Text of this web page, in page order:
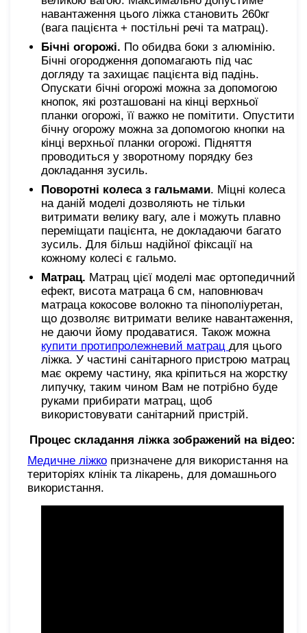
навантаження цього ліжка становить 260кг
(вага пацієнта + постільні речі та матрац).
Бічні огорожі. По обидва боки з алюмінію.
Бічні огородження допомагають під час
догляду та захищає пацієнта від падінь.
Опускати бічні огорожі можна за допомогою
кнопок, які розташовані на кінці верхньої
планки огорожі, її важко не помітити. Опустити
бічну огорожу можна за допомогою кнопки на
кінці верхньої планки огорожі. Підняття
проводиться у зворотному порядку без
докладання зусиль.
Поворотні колеса з гальмами. Міцні колеса
на даній моделі дозволяють не тільки
витримати велику вагу, але і можуть плавно
переміщати пацієнта, не докладаючи багато
зусиль. Для більш надійної фіксації на
кожному колесі є гальмо.
Матрац. Матрац цієї моделі має ортопедичний
ефект, висота матраца 6 см, наповнювач
матраца кокосове волокно та пінополіуретан,
що дозволяє витримати велике навантаження,
не даючи йому продаватися. Також можна
купити протипролежневий матрац для цього
ліжка. У частині санітарного пристрою матрац
має окрему частину, яка кріпиться на жорстку
липучку, таким чином Вам не потрібно буде
руками прибирати матрац, щоб
використовувати санітарний пристрій.
Процес складання ліжка зображений на відео:
Медичне ліжко призначене для використання на
територіях клінік та лікарень, для домашнього
використання.